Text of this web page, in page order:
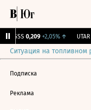
RGSS 0,209 +2,05%↑ UTAR
Ситуация на топливном
Подписка
Реклама